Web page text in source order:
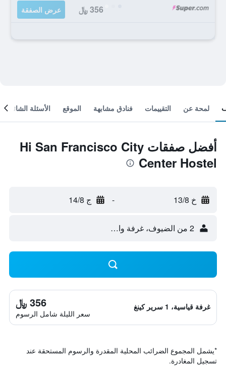
356 ﷼ عرض الصفقة
لمحة عن التقييمات فنادق مشابهة الموقع الأسئلة الشائعة
أفضل صفقات Hi San Francisco City
Center Hostel
خ 13/8 - ج 14/8
2 من الضيوف، غرفة واحدة
غرفة قياسية، 1 سرير كينغ 356 ﷼
سعر الليلة شامل الرسوم
*يشمل المجموع الضرائب المحلية المقدرة والرسوم المستحقة عند
تسجيل المغادرة.